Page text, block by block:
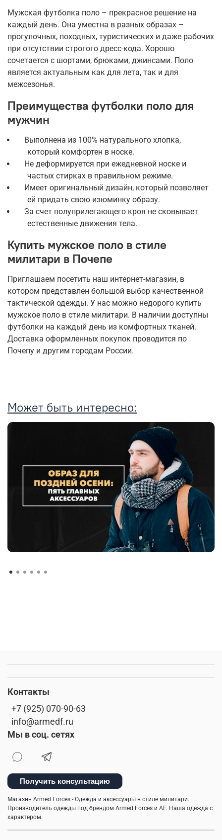
Мужская футболка поло – прекрасное решение на
каждый день. Она уместна в разных образах –
прогулочных, походных, туристических и даже рабочих
при отсутствии строгого дресс-кода. Хорошо
сочетается с шортами, брюками, джинсами. Поло
является актуальным как для лета, так и для
межсезонья.
Преимущества футболки поло для
мужчин
Выполнена из 100% натурального хлопка,
который комфортен в носке.
Не деформируется при ежедневной носке и
частых стирках в правильном режиме.
Имеет оригинальный дизайн, который позволяет
ей придать свою изюминку образу.
За счет полуприлегающего кроя не сковывает
естественные движения тела.
Купить мужское поло в стиле
милитари в Почепе
Приглашаем посетить наш интернет-магазин, в
котором представлен большой выбор качественной
тактической одежды. У нас можно недорого купить
мужское поло в стиле милитари. В наличии доступны
футболки на каждый день из комфортных тканей.
Доставка оформленных покупок проводится по
Почепу и другим городам России.
Может быть интересно:
Контакты
+7 (925) 070-90-63
info@armedf.ru
Мы в соц. сетях
Получить консультацию
Магазин Armed Forces - Одежда и аксессуары в стиле милитари.
Производитель одежды под брендом Armed Forces и AF. Наша одежда с
характером.